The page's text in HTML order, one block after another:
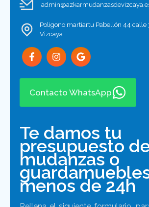
Poligono martiartu Pabellón 44 calle
Vizcaya
Contacto WhatsApp
Te damos tu
presupuesto
mudanzas o
menos de 24h